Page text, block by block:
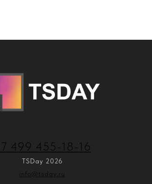
499 455-18-16
TSDay 2026
info@tsday.ru